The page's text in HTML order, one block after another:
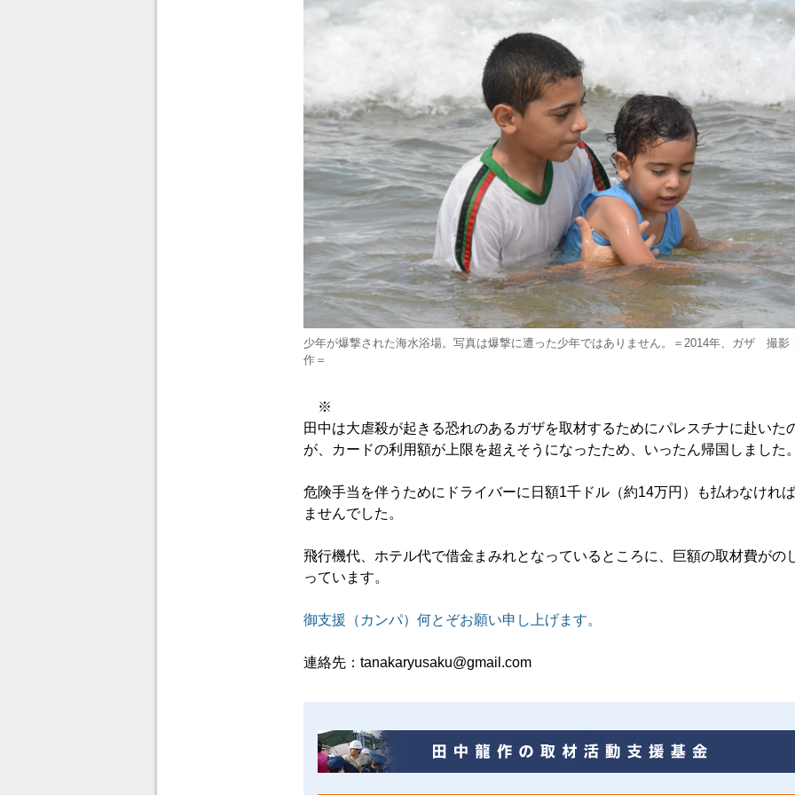
少年が爆撃された海水浴場。写真は爆撃に遭った少年ではありません。＝2014年、ガザ 撮影
作＝
※
田中は大虐殺が起きる恐れのあるガザを取材するためにパレスチナに赴いた
が、カードの利用額が上限を超えそうになったため、いったん帰国しました
危険手当を伴うためにドライバーに日額1千ドル（約14万円）も払わなけれ
ませんでした。
飛行機代、ホテル代で借金まみれとなっているところに、巨額の取材費がの
っています。
御支援（カンパ）何とぞお願い申し上げます。
連絡先：tanakaryusaku@gmail.com